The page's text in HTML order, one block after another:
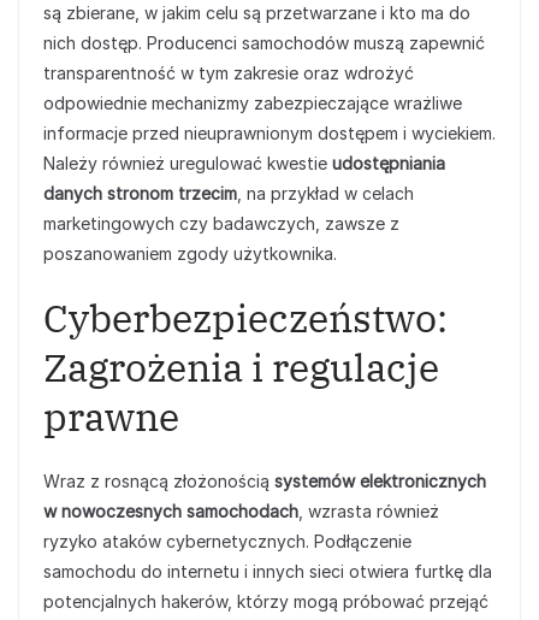
są zbierane, w jakim celu są przetwarzane i kto ma do
nich dostęp. Producenci samochodów muszą zapewnić
transparentność w tym zakresie oraz wdrożyć
odpowiednie mechanizmy zabezpieczające wrażliwe
informacje przed nieuprawnionym dostępem i wyciekiem.
Należy również uregulować kwestie udostępniania
danych stronom trzecim , na przykład w celach
marketingowych czy badawczych, zawsze z
poszanowaniem zgody użytkownika.
Cyberbezpieczeństwo:
Zagrożenia i regulacje
prawne
Wraz z rosnącą złożonością systemów elektronicznych
w nowoczesnych samochodach , wzrasta również
ryzyko ataków cybernetycznych. Podłączenie
samochodu do internetu i innych sieci otwiera furtkę dla
potencjalnych hakerów, którzy mogą próbować przejąć